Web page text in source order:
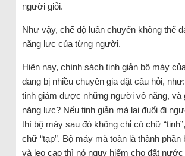
người giỏi.
Như vậy, chế độ luân chuyển không thể
năng lực của từng người.
Hiện nay, chính sách tinh giản bộ máy
đang bị nhiều chuyên gia đặt câu hỏi,
tinh giảm được những người vô năng, và
năng lực? Nếu tinh giản mà lại đuổi đi
thì bộ máy sau đó không chỉ có chữ
chữ “tạp”. Bộ máy mà toàn là thành phần
và leo cao thì nó nguy hiểm cho đất nước